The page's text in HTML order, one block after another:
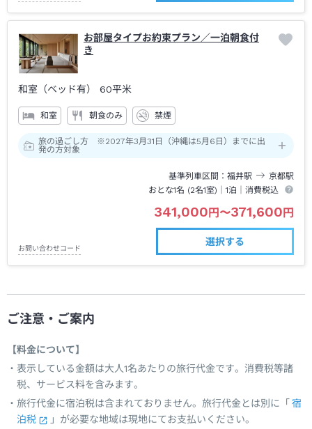
お部屋タイプお約束プラン／一泊朝食付
き
和室（ベッド有） 60平米
和室 朝食のみ 禁煙
旅の過ごし方 ※2027年3月31日（沖縄は5月6日）までに出
発の方対象
基準列車区間 福井駅 京都駅
おとな1名 (2名1室)｜1泊 ｜消費税込
341,000 円 〜371,600 円
お問い合わせコード
選択する
ご注意・ご案内
【料金について】
表示している金額は大人1名あたりの旅行代金です。消費税等諸
税、サービス料を含みます。
旅行代金に宿泊税は含まれておりません。旅行代金とは別に「 宿
泊税
」が必要な地域は現地にてお支払いください。